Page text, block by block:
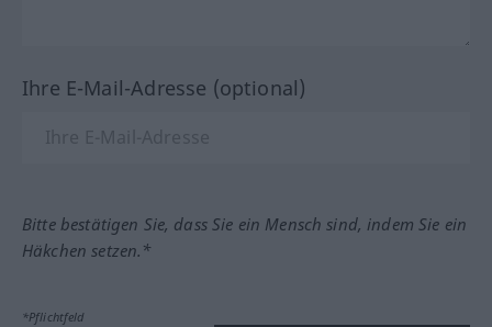
Ihre E-Mail-Adresse (optional)
Bitte bestätigen Sie, dass Sie ein Mensch sind, indem Sie ein
Häkchen setzen.*
*Pflichtfeld